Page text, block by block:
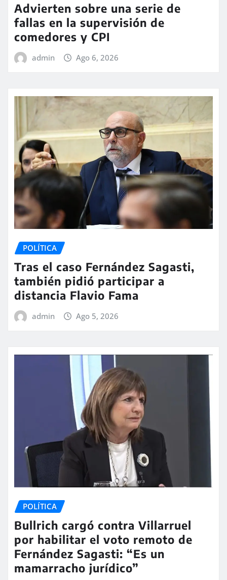
Advierten sobre una serie de
fallas en la supervisión de
comedores y CPI
admin Ago 6, 2026
POLÍTICA
Tras el caso Fernández Sagasti,
también pidió participar a
distancia Flavio Fama
admin Ago 5, 2026
POLÍTICA
Bullrich cargó contra Villarruel
por habilitar el voto remoto de
Fernández Sagasti: “Es un
mamarracho jurídico”